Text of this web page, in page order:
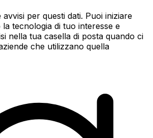
per questi dati. Puoi iniziare
la tecnologia di tuo interesse e
nella tua casella di posta quando ci
che utilizzano quella